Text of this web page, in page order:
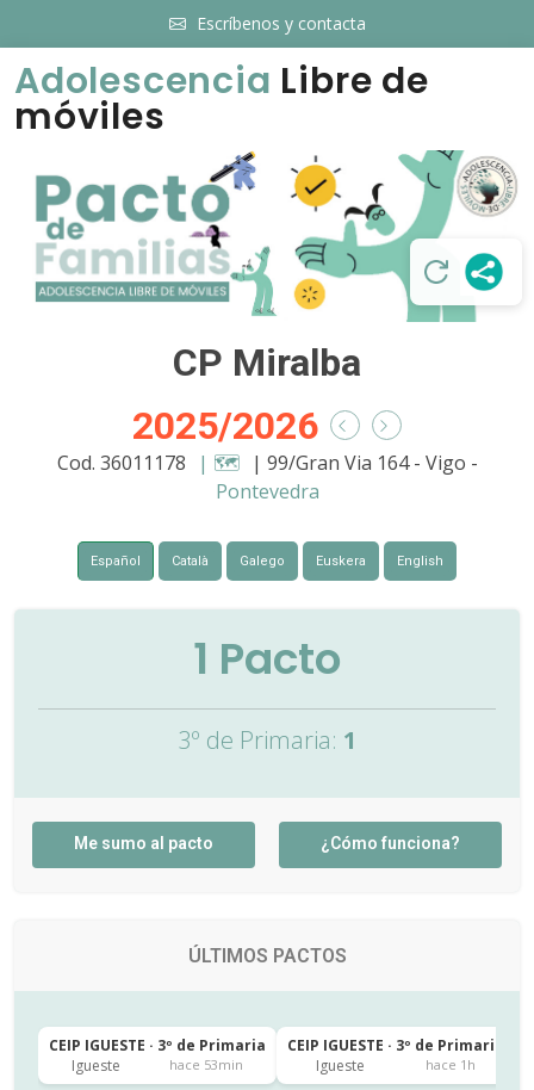
Escríbenos y contacta
Adolescencia Libre de
móviles
CP Miralba
2025/2026
Cod. 36011178 | 🗺️ | 99/Gran Via 164 - Vigo -
Pontevedra
Español Català Galego Euskera English
1 Pacto
3º de Primaria: 1
Me sumo al pacto ¿Cómo funciona?
ÚLTIMOS PACTOS
CEIP IGUESTE · 3º de Primaria
Igueste
hace 53min
CEIP IGUESTE · 3º de Primaria
Igueste
hace 1h